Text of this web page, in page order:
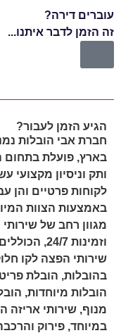
עוברים דירה?
זה הזמן לדבר איתנו...
הגיע הזמן לעבור?
חברת אבי הובלות
בארץ, פועלת בתחום
ותק וניסיון מקצועי
לקוחות פרטיים והן
באמצעות הצוות
מגוון רחב של שירותי
וזמינות 24/
שירותי הפצה לקו
בהובלות, הובלת
הובלות מיוחדות,
מנוף, שירותי אריזה
במיוחד, פירוק